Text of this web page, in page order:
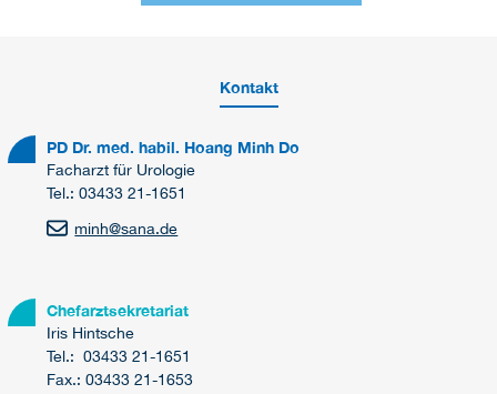
Kontakt
PD Dr. med. habil. Hoang Minh Do
Facharzt für Urologie
Tel.: 03433 21-1651
minh@sana.de
Chefarztsekretariat
Iris Hintsche
Tel.: 03433 21-1651
Fax.: 03433 21-1653